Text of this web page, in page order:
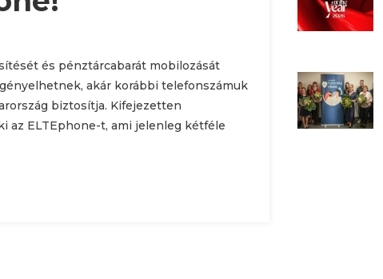
és pénztárcabarát mobilozását
akár korábbi telefonszámuk
biztosítja. Kifejezetten
az ELTEphone-t, ami jelenleg kétféle